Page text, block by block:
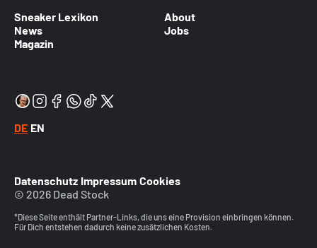
Sneaker Lexikon
News
Magazin
About
Jobs
DE EN
Datenschutz Impressum Cookies
© 2026 Dead Stock
*Diese Seite enthält Partner-Links, die uns eine Provision einbringen können.
Für Dich entstehen dadurch keine zusätzlichen Kosten.